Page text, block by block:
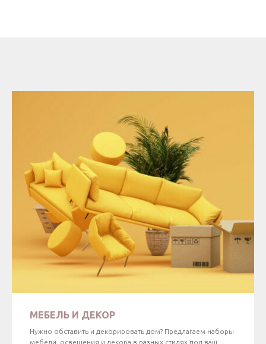
МЕБЕЛЬ И ДЕКОР
Нужно обставить и декорировать дом? Предлагаем наборы
мебели, освещения и декора в разных стилях под ваш